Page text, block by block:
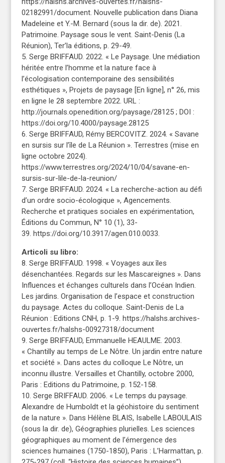
02182991/document. Nouvelle publication dans Diana
Madeleine et Y.-M. Bernard (sous la dir. de). 2021.
Patrimoine. Paysage sous le vent. Saint-Denis (La
Réunion), Ter’la éditions, p. 29-49.
5. Serge BRIFFAUD. 2022. « Le Paysage. Une médiation
héritée entre l’homme et la nature face à
l’écologisation contemporaine des sensibilités
esthétiques », Projets de paysage [En ligne], n° 26, mis
en ligne le 28 septembre 2022. URL :
http://journals.openedition.org/paysage/28125 ; DOI :
https://doi.org/10.4000/paysage.28125
6. Serge BRIFFAUD, Rémy BERCOVITZ. 2024. « Savane
en sursis sur l’île de La Réunion ». Terrestres (mise en
ligne octobre 2024).
https://www.terrestres.org/2024/10/04/savane-en-
sursis-sur-lile-de-la-reunion/
7. Serge BRIFFAUD. 2024. « La recherche-action au défi
d’un ordre socio-écologique », Agencements.
Recherche et pratiques sociales en expérimentation,
Éditions du Commun, N° 10 (1), 33-
39. https://doi.org/10.3917/agen.010.0033.
Articoli su libro:
8. Serge BRIFFAUD. 1998. « Voyages aux îles
désenchantées. Regards sur les Mascareignes ». Dans
Influences et échanges culturels dans l’Océan Indien.
Les jardins. Organisation de l’espace et construction
du paysage. Actes du colloque. Saint-Denis de La
Réunion : Editions CNH, p. 1-9. https://halshs.archives-
ouvertes.fr/halshs-00927318/document
9. Serge BRIFFAUD, Emmanuelle HEAULME. 2003.
« Chantilly au temps de Le Nôtre. Un jardin entre nature
et société ». Dans actes du colloque Le Nôtre, un
inconnu illustre. Versailles et Chantilly, octobre 2000,
Paris : Editions du Patrimoine, p. 152-158.
10. Serge BRIFFAUD. 2006. « Le temps du paysage.
Alexandre de Humboldt et la géohistoire du sentiment
de la nature ». Dans Hélène BLAIS, Isabelle LABOULAIS
(sous la dir. de), Géographies plurielles. Les sciences
géographiques au moment de l’émergence des
sciences humaines (1750-1850), Paris : L’Harmattan, p.